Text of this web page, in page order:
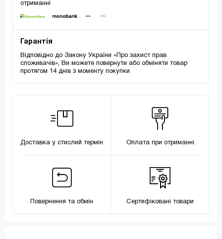
отриманні
Гарантія
Відповідно до Закону України «Про захист прав
споживачів», Ви можете повернути або обміняти товар
протягом 14 днів з моменту покупки
Доставка у стислий термін Оплата при отриманні
Повернення та обмін Сертифіковані товари